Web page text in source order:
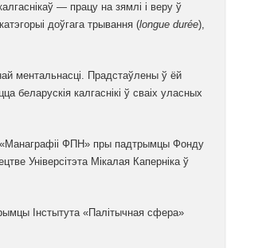
— працу на зямлі і веру ў
доўгага трывання (longue durée),
ментальнасці. Прадстаўлены ў ёй
беларускія калгаснікі ў сваіх уласных
ФПН» пры падтрымцы Фонду
Універсітэта Мікалая Каперніка ў
Інстытута «Палітычная сфера»